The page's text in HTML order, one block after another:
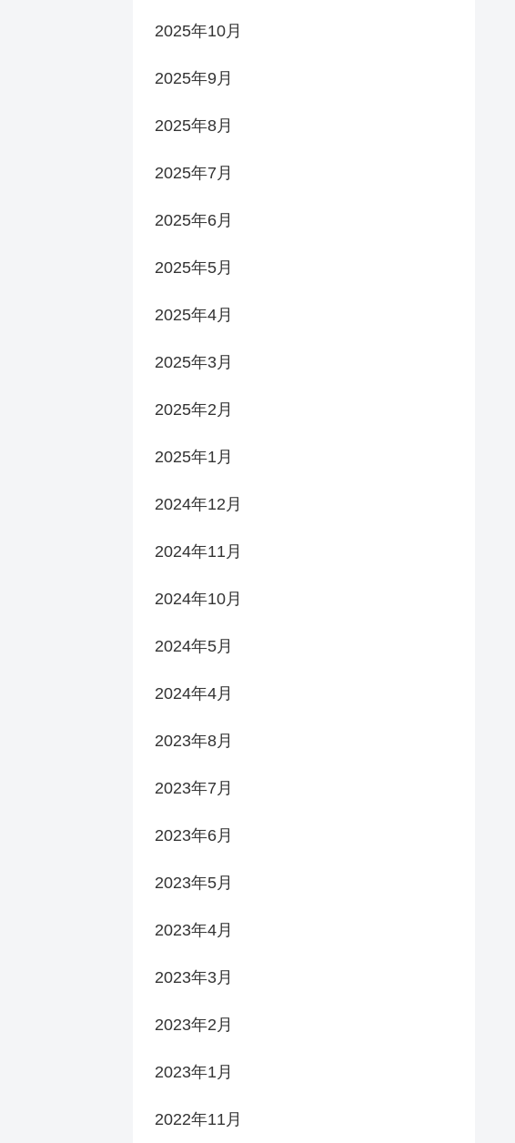
2025年10月
2025年9月
2025年8月
2025年7月
2025年6月
2025年5月
2025年4月
2025年3月
2025年2月
2025年1月
2024年12月
2024年11月
2024年10月
2024年5月
2024年4月
2023年8月
2023年7月
2023年6月
2023年5月
2023年4月
2023年3月
2023年2月
2023年1月
2022年11月